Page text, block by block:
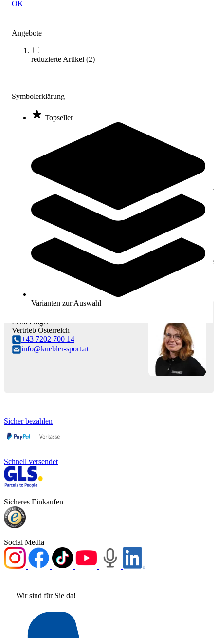
OK
Angebote
reduzierte Artikel (2)
Symbolerklärung
Topseller
Varianten zur Auswahl
Hockey-Tape schwarz 25 m Rolle
Kategorien & Filter
Sortieren nach
Kontakt
Ersatzteile Racketsport von Kübler Sport
Sie haben Fragen zum Thema Ersatzteile Racketsport? Unser Team
unterstützt Sie kompetent und unkompliziert – per Telefon, Mail
oder Kontaktformular. Unsere Ersatzteile Racketsport sind die ideale
Ergänzung für jedes Trainings- oder Sportumfeld und überzeugen
durch hohe Qualität, Funktionalität und Langlebigkeit.
Kontakt aufnehmen
Lena Prager
Vertrieb Österreich
+43 7202 700 14
info@kuebler-sport.at
Sicher bezahlen
Schnell versendet
Sicheres Einkaufen
Social Media
Wir sind für Sie da!